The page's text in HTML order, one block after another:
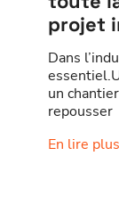
projet
Dans
un
repousser
En lire plus